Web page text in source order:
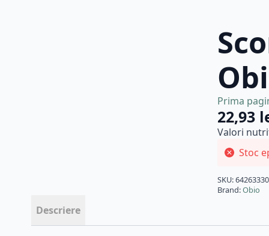
Prima
22,93
Valori
Stoc
SKU:
Brand:Obio
Descriere